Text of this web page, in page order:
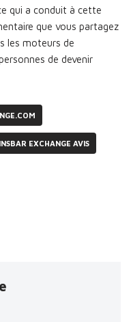
qui a conduit à cette
que vous partagez
les moteurs de
de devenir
EXCHANGE AVIS